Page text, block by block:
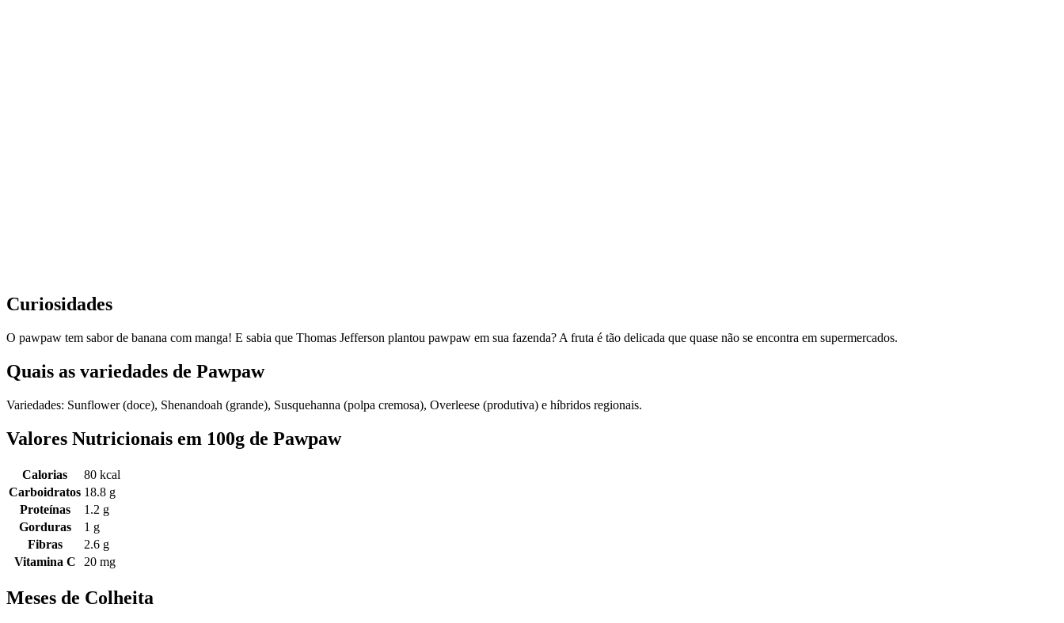
Curiosidades
O pawpaw tem sabor de banana com manga! E sabia que Thomas Jefferson plantou pawpaw em sua fazenda? A fruta é tão delicada que quase não se encontra em supermercados.
Quais as variedades de Pawpaw
Variedades: Sunflower (doce), Shenandoah (grande), Susquehanna (polpa cremosa), Overleese (produtiva) e híbridos regionais.
Valores Nutricionais em 100g de Pawpaw
Calorias
80 kcal
Carboidratos 18.8 g
Proteínas
1.2 g
Gorduras
1 g
Fibras
2.6 g
Vitamina C
20 mg
Meses de Colheita